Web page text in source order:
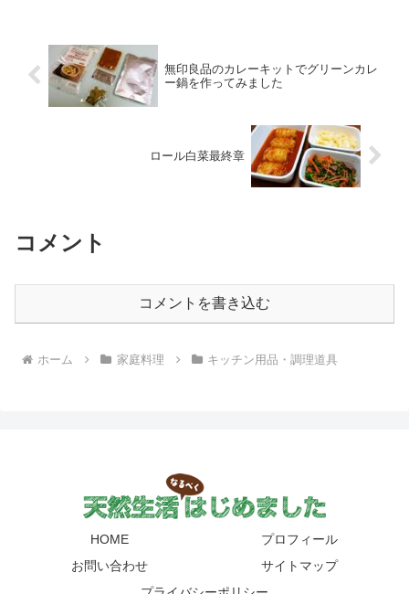
無印良品のカレーキットでグリーンカレ
ー鍋を作ってみました
ロール白菜最終章
コメント
コメントを書き込む
ホーム 家庭料理 キッチン用品・調理道具
HOME
プロフィール
お問い合わせ
サイトマップ